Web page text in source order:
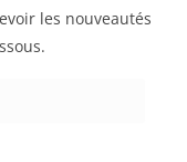
les nouveautés